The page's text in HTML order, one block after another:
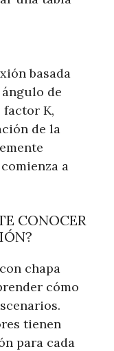
basada
de
K,
de la
a
CONOCER
chapa
cómo
tienen
para cada